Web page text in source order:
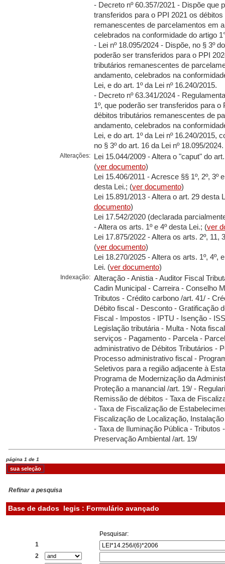
- Decreto nº 60.357/2021 - Dispõe que
transferidos para o PPI 2021 os débitos
remanescentes de parcelamentos em
celebrados na conformidade do artigo
- Lei nº 18.095/2024 - Dispõe, no § 3º
poderão ser transferidos para o PPI
tributários remanescentes de
andamento, celebrados na
Lei, e do art. 1º da Lei nº 16.240/2015.
- Decreto nº 63.341/2024 -
1º, que poderão ser transferidos para o
débitos tributários remanescentes de
andamento, celebrados na
Lei, e do art. 1º da Lei nº 16.240/2015,
no § 3º do art. 16 da Lei nº 18.095/2024.
Alterações:
Lei 15.044/2009 - Altera o "caput" do
(ver documento)
Lei 15.406/2011 - Acresce §§ 1º, 2º, 3º
desta Lei.; (ver documento)
Lei 15.891/2013 - Altera o art. 29 desta
documento)
Lei 17.542/2020 (declarada
- Altera os arts. 1º e 4º desta Lei.; (ver
Lei 17.875/2022 - Altera os arts. 2º, 11,
(ver documento)
Lei 18.270/2025 - Altera os arts. 1º, 4º,
Lei. (ver documento)
Indexação: Alteração - Anistia - Auditor Fiscal
Cadin Municipal - Carreira - Conselho
Tributos - Crédito carbono /art. 41/ -
Débito fiscal - Desconto - Gratificação
Fiscal - Impostos - IPTU - Isenção -
Legislação tributária - Multa - Nota
serviços - Pagamento - Parcela -
administrativo de Débitos Tributários -
Processo administrativo fiscal -
Seletivos para a região adjacente à
Programa de Modernização da
Proteção a manancial /art. 19/ -
Remissão de débitos - Taxa de
- Taxa de Fiscalização de
Fiscalização de Localização,
- Taxa de Iluminação Pública - Tributos
Preservação Ambiental /art. 19/
página 1 de 1
Refinar a pesquisa
Base de dados legis : Formulário avançado
Pesquisar:
1
2